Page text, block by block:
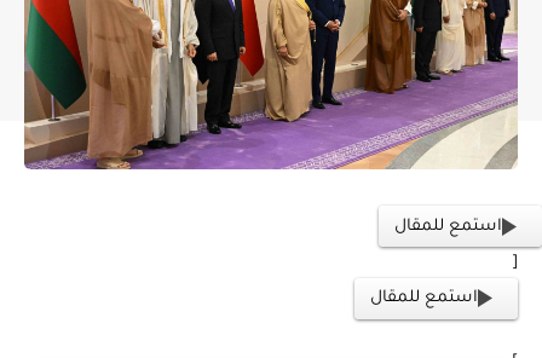
استمع للمقال
استمع للمقال